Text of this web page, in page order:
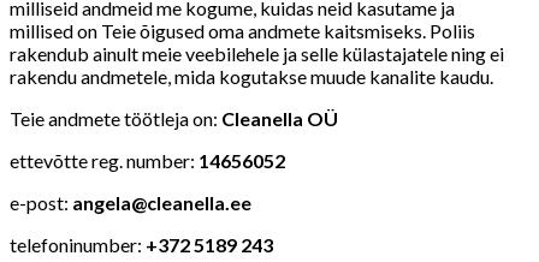
milliseid andmeid me kogume, kuidas neid kasutame ja
millised on Teie õigused oma andmete kaitsmiseks. Poliis
rakendub ainult meie veebilehele ja selle külastajatele ning ei
rakendu andmetele, mida kogutakse muude kanalite kaudu.
Teie andmete töötleja on: Cleanella OÜ
ettevõtte reg. number: 14656052
e-post: angela@cleanella.ee
telefoninumber: +372 5189 243